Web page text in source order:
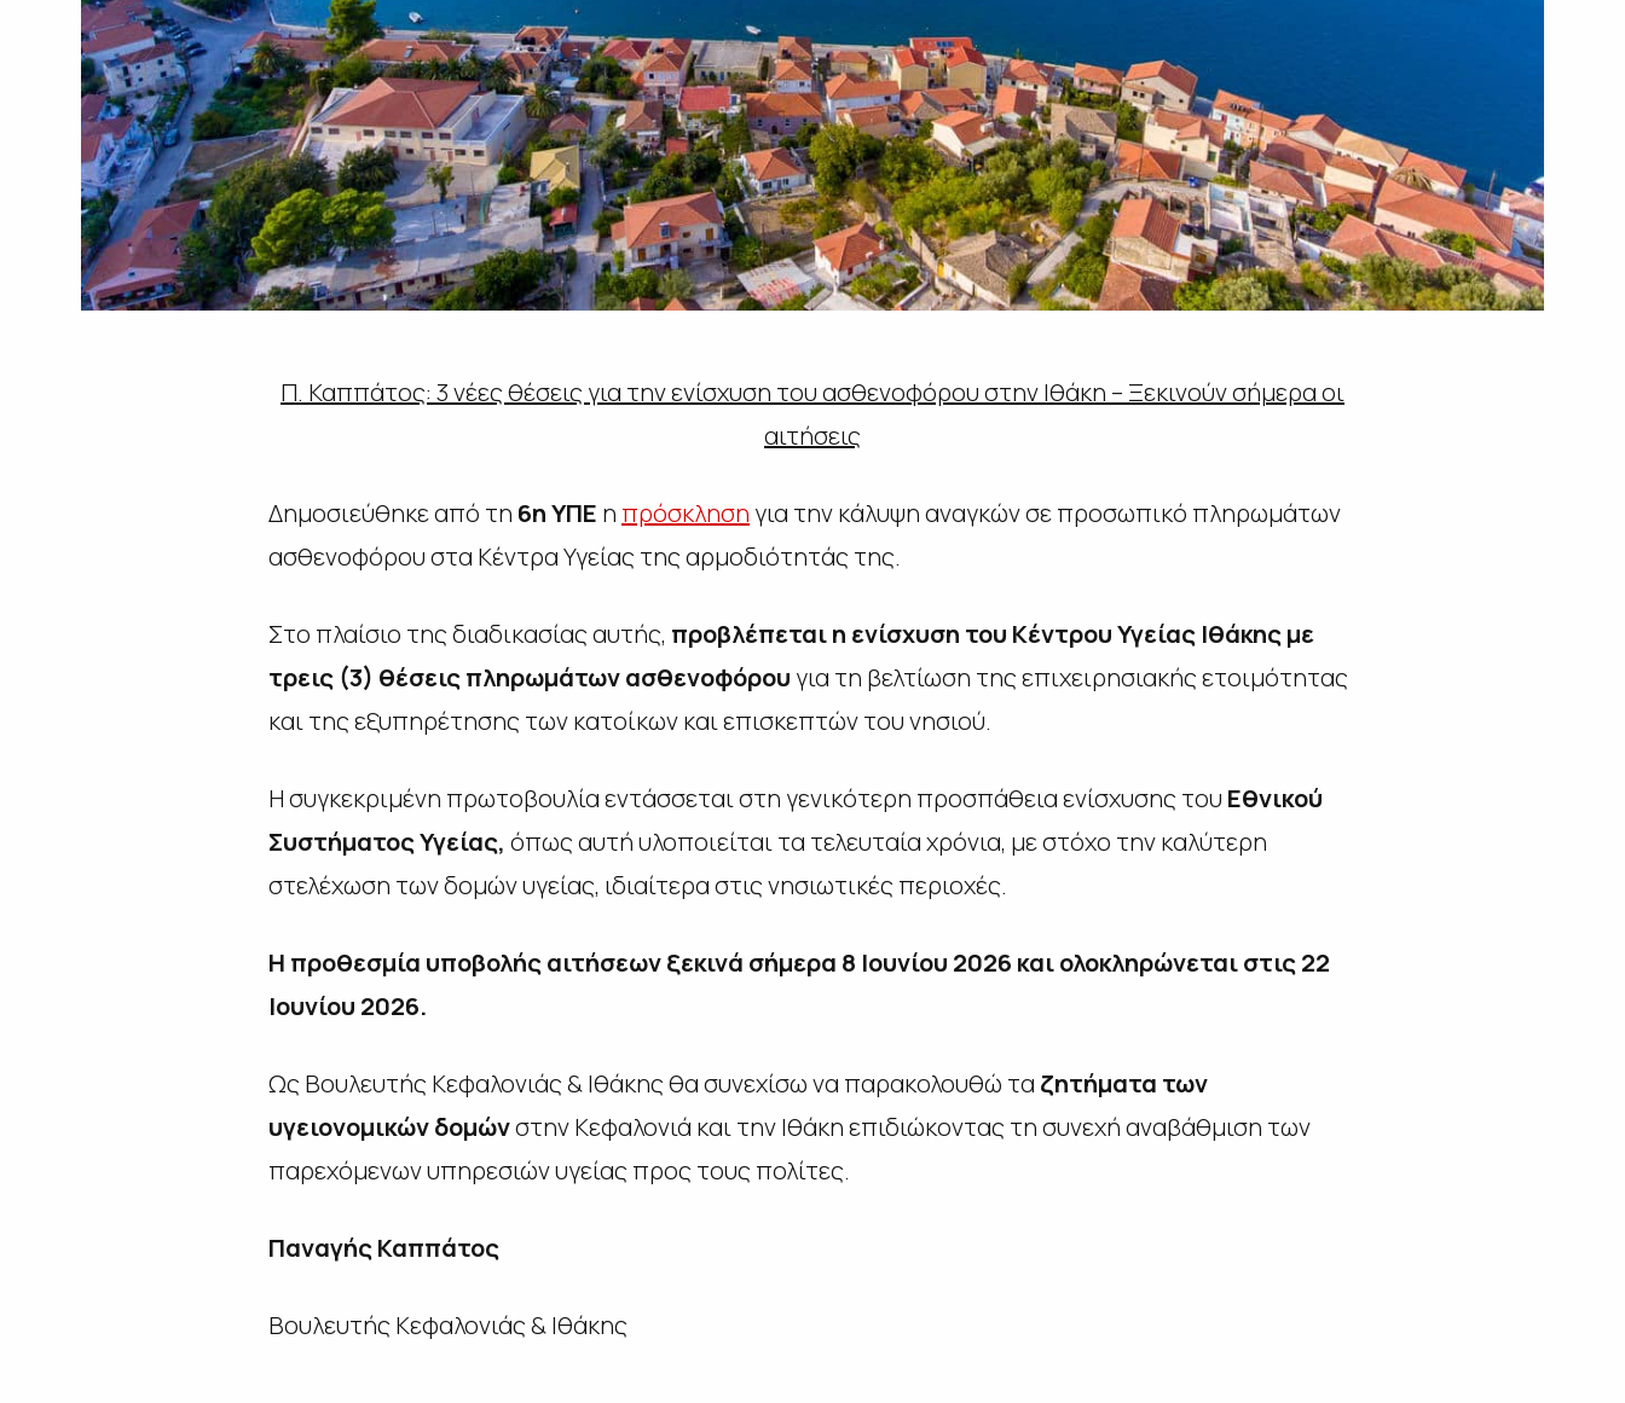
Π. Καππάτος: 3 νέες θέσεις για την ενίσχυση του ασθενοφόρου στην Ιθάκη – Ξεκινούν σήμερα οι
αιτήσεις
Δημοσιεύθηκε από τη 6η ΥΠΕ η πρόσκληση για την κάλυψη αναγκών σε προσωπικό πληρωμάτων
ασθενοφόρου στα Κέντρα Υγείας της αρμοδιότητάς της.
Στο πλαίσιο της διαδικασίας αυτής, προβλέπεται η ενίσχυση του Κέντρου Υγείας Ιθάκης με
τρεις (3) θέσεις πληρωμάτων ασθενοφόρου για τη βελτίωση της επιχειρησιακής ετοιμότητας
και της εξυπηρέτησης των κατοίκων και επισκεπτών του νησιού.
Η συγκεκριμένη πρωτοβουλία εντάσσεται στη γενικότερη προσπάθεια ενίσχυσης του Εθνικού
Συστήματος Υγείας, όπως αυτή υλοποιείται τα τελευταία χρόνια, με στόχο την καλύτερη
στελέχωση των δομών υγείας, ιδιαίτερα στις νησιωτικές περιοχές.
Η προθεσμία υποβολής αιτήσεων ξεκινά σήμερα 8 Ιουνίου 2026 και ολοκληρώνεται στις 22
Ιουνίου 2026.
Ως Βουλευτής Κεφαλονιάς & Ιθάκης θα συνεχίσω να παρακολουθώ τα ζητήματα των
υγειονομικών δομώνστην Κεφαλονιά και την Ιθάκη επιδιώκοντας τη συνεχή αναβάθμιση των
παρεχόμενων υπηρεσιών υγείας προς τους πολίτες.
Παναγής Καππάτος
Βουλευτής Κεφαλονιάς & Ιθάκης